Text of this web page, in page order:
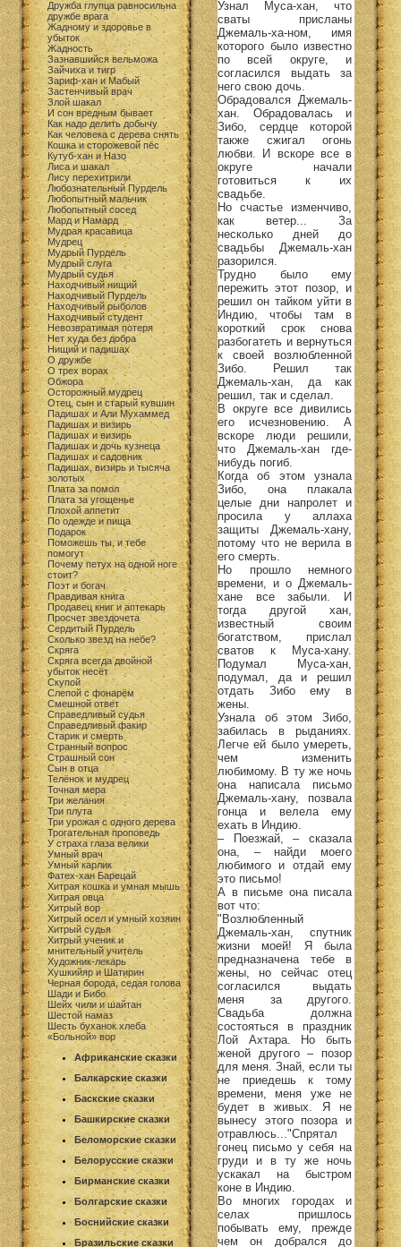
Дружба глупца равносильна
дружбе врага
Жадному и здоровье в
убыток
Жадность
Зазнавшийся вельможа
Зайчиха и тигр
Зариф-хан и Мабый
Застенчивый врач
Злой шакал
И сон вредным бывает
Как надо делить добычу
Как человека с дерева снять
Кошка и сторожевой пёс
Кутуб-хан и Назо
Лиса и шакал
Лису перехитрили
Любознательный Пурдель
Любопытный мальчик
Любопытный сосед
Мард и Намард
Мудрая красавица
Мудрец
Мудрый Пурдель
Мудрый слуга
Мудрый судья
Находчивый нищий
Находчивый Пурдель
Находчивый рыболов
Находчивый студент
Невозвратимая потеря
Нет худа без добра
Нищий и падишах
О дружбе
О трех ворах
Обжора
Осторожный мудрец
Отец, сын и старый кувшин
Падишах и Али Мухаммед
Падишах и визирь
Падишах и визирь
Падишах и дочь кузнеца
Падишах и садовник
Падишах, визирь и тысяча
золотых
Плата за помол
Плата за угощенье
Плохой аппетит
По одежде и пища
Подарок
Поможешь ты, и тебе
помогут
Почему петух на одной ноге
стоит?
Поэт и богач
Правдивая книга
Продавец книг и аптекарь
Просчет звездочета
Сердитый Пурдель
Сколько звезд на небе?
Скряга
Скряга всегда двойной
убыток несёт
Скупой
Слепой с фонарём
Смешной ответ
Справедливый судья
Справедливый факир
Старик и смерть
Странный вопрос
Страшный сон
Сын в отца
Телёнок и мудрец
Точная мера
Три желания
Три плута
Три урожая с одного дерева
Трогательная проповедь
У страха глаза велики
Умный врач
Умный карлик
Фатех-хан Барецай
Хитрая кошка и умная мышь
Хитрая овца
Хитрый вор
Хитрый осел и умный хозяин
Хитрый судья
Хитрый ученик и
мнительный учитель
Художник-лекарь
Хушкийяр и Шатирин
Черная борода, седая голова
Шади и Бибо
Шейх чили и шайтан
Шестой намаз
Шесть буханок хлеба
«Больной» вор
Африканские сказки
Балкарские сказки
Баскские сказки
Башкирские сказки
Беломорские сказки
Белорусские сказки
Бирманские сказки
Болгарские сказки
Боснийские сказки
Бразильские сказки
Узнал Муса-хан, что
сваты присланы
Джемаль-ха-ном, имя
которого было известно
по всей округе, и
согласился выдать за
него свою дочь.
Обрадовался Джемаль-
хан. Обрадовалась и
Зибо, сердце которой
также сжигал огонь
любви. И вскоре все в
округе начали
готовиться к их
свадьбе.
Но счастье изменчиво,
как ветер... За
несколько дней до
свадьбы Джемаль-хан
разорился.
Трудно было ему
пережить этот позор, и
решил он тайком уйти в
Индию, чтобы там в
короткий срок снова
разбогатеть и вернуться
к своей возлюбленной
Зибо. Решил так
Джемаль-хан, да как
решил, так и сделал.
В округе все дивились
его исчезновению. А
вскоре люди решили,
что Джемаль-хан где-
нибудь погиб.
Когда об этом узнала
Зибо, она плакала
целые дни напролет и
просила у аллаха
защиты Джемаль-хану,
потому что не верила в
его смерть.
Но прошло немного
времени, и о Джемаль-
хане все забыли. И
тогда другой хан,
известный своим
богатством, прислал
сватов к Муса-хану.
Подумал Муса-хан,
подумал, да и решил
отдать Зибо ему в
жены.
Узнала об этом Зибо,
забилась в рыданиях.
Легче ей было умереть,
чем изменить
любимому. В ту же ночь
она написала письмо
Джемаль-хану, позвала
гонца и велела ему
ехать в Индию.
– Поезжай, – сказала
она, – найди моего
любимого и отдай ему
это письмо!
А в письме она писала
вот что:
"Возлюбленный
Джемаль-хан, спутник
жизни моей! Я была
предназначена тебе в
жены, но сейчас отец
согласился выдать
меня за другого.
Свадьба должна
состояться в праздник
Лой Ахтара. Но быть
женой другого – позор
для меня. Знай, если ты
не приедешь к тому
времени, меня уже не
будет в живых. Я не
вынесу этого позора и
отравлюсь..."Спрятал
гонец письмо у себя на
груди и в ту же ночь
ускакал на быстром
коне в Индию.
Во многих городах и
селах пришлось
побывать ему, прежде
чем он добрался до